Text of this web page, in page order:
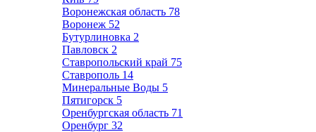
Воронежская область 78
Воронеж 52
Бутурлиновка 2
Павловск 2
Ставропольский край 75
Ставрополь 14
Минеральные Воды 5
Пятигорск 5
Оренбургская область 71
Оренбург 32